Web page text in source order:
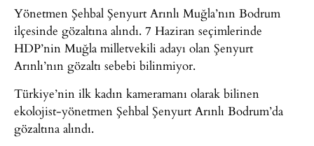
Yönetmen Şehbal Şenyurt Arınlı Muğla’nın Bodrum
ilçesinde gözaltına alındı. 7 Haziran seçimlerinde
HDP’nin Muğla milletvekili adayı olan Şenyurt
Arınlı’nın gözaltı sebebi bilinmiyor.
Türkiye’nin ilk kadın kameramanı olarak bilinen
ekolojist-yönetmen Şehbal Şenyurt Arınlı Bodrum’da
gözaltına alındı.